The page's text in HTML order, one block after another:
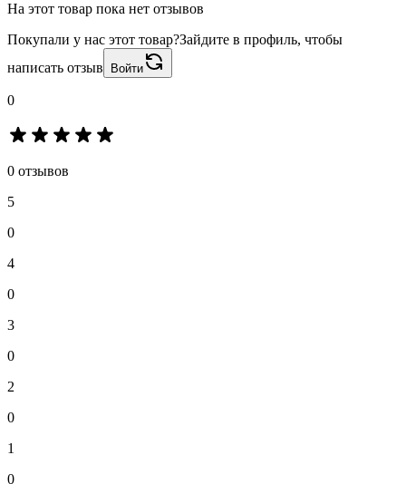
На этот товар пока нет отзывов
Покупали у нас этот товар?Зайдите в профиль, чтобы
написать отзыв
Войти
0
0 отзывов
5
0
4
0
3
0
2
0
1
0